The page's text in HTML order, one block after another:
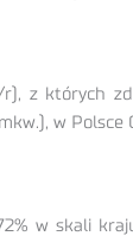
z których
w
w skali